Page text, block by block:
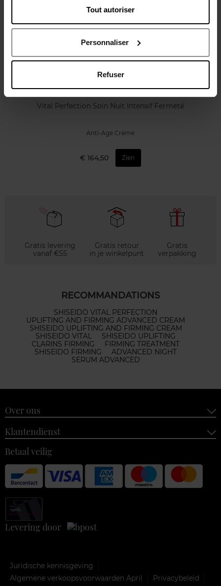
Tout autoriser
Personnaliser
Refuser
SHISEIDO
Vital Perfection Soin Nuit Intensif Fermeté
Anti-Age Crème
€ 164,50 Zien
Gratis levering
vanaf €55
Gratis retour
in je winkelpunt
Gratis
verpakking
RECOMMANDATIONS
SHISEIDO VITAL PERFECTION
UPLIFTING AND FIRMING ADVANCED CREAM
SHISEIDO UPLIFTING AND FIRMING CREAM
SHISEIDO VITAL
SHISEIDO UPLIFTING
CLARINS FIRMING
FIRMING TREATMENT
SHISEIDO FIRMING
ADVANCED NIGHT
SERUM ADVANCED
Over ons
Klantendienst
Betaal veilig
Levering door
Juridische kennisgeving
Algemene verkoopsvoorwaarden April
Privacybeleid